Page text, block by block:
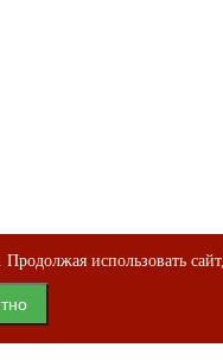
использовать